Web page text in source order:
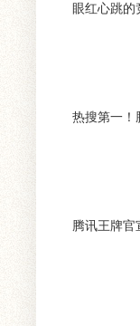
眼红心跳的
热搜第一！
腾讯王牌